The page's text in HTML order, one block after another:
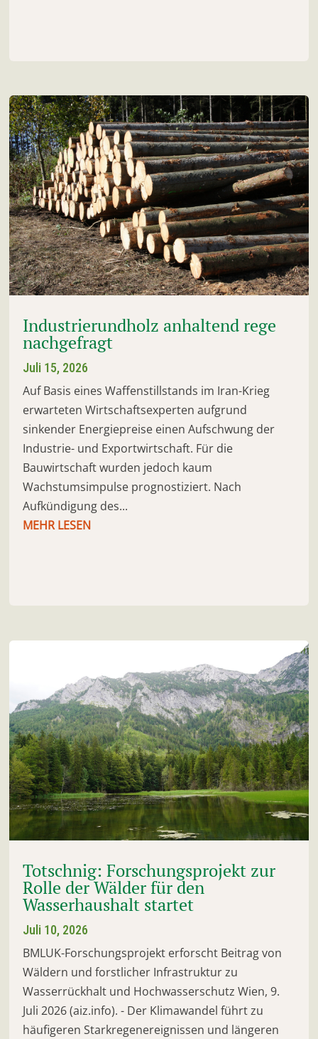
Industrierundholz anhaltend rege
nachgefragt
Juli 15, 2026
Auf Basis eines Waffenstillstands im Iran-Krieg
erwarteten Wirtschaftsexperten aufgrund
sinkender Energiepreise einen Aufschwung der
Industrie- und Exportwirtschaft. Für die
Bauwirtschaft wurden jedoch kaum
Wachstumsimpulse prognostiziert. Nach
Aufkündigung des...
MEHR LESEN
Totschnig: Forschungsprojekt zur
Rolle der Wälder für den
Wasserhaushalt startet
Juli 10, 2026
BMLUK-Forschungsprojekt erforscht Beitrag von
Wäldern und forstlicher Infrastruktur zu
Wasserrückhalt und Hochwasserschutz Wien, 9.
Juli 2026 (aiz.info). - Der Klimawandel führt zu
häufigeren Starkregenereignissen und längeren